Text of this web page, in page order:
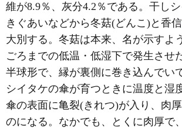
維が8.9％、灰分4.2％である。干し
きぐあいなどから冬菇(どんこ)と香
大別する。冬菇は本来、名が示すよ
ごろまでの低温・低湿下で発生させ
半球形で、縁が裏側に巻き込んでい
シイタケの傘が育つときに温度と湿
傘の表面に亀裂(きれつ)が入り、肉
のになる。なかでも、とくに肉厚で